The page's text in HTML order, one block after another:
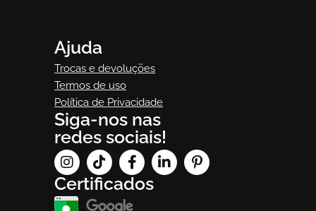
Ajuda
Trocas e devoluções
Termos de uso
Política de Privacidade
Siga-nos nas
redes sociais!
Certificados